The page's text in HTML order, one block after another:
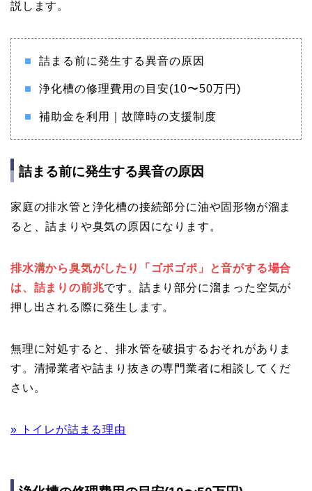
説します。
詰まる前に発生する異音の原因
浄化槽の修理費用の目安(10〜50万円)
補助金を利用｜故障時の支援制度
詰まる前に発生する異音の原因
家庭の排水管と浄化槽の接続部分に油や固形物が溜ま
ると、詰まりや臭気の原因になります。
排水溝から臭気がしたり「ゴポゴポ」と音がする場合
は、詰まりの前兆です。詰まり部分に溜まった空気が
押し出される際に発生します。
無理に対処すると、排水管を破損するおそれがありま
す。清掃業者や詰まり抜きの専門業者に相談してくだ
さい。
» トイレが詰まる理由